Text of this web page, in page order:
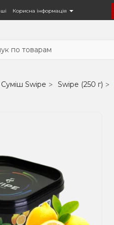
Корисна інформація
Суміш Swipe Swipe (250 г)